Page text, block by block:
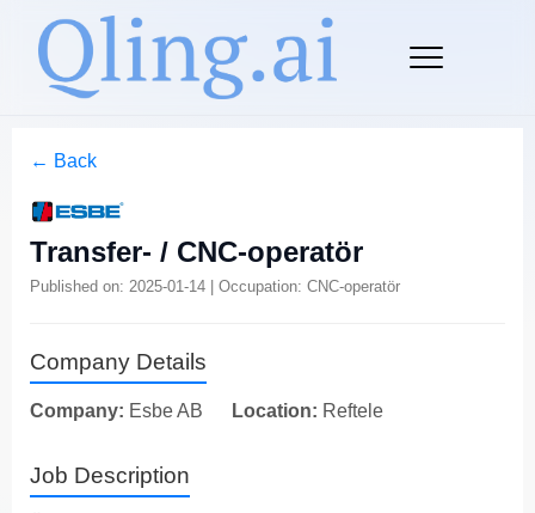
← Back
Transfer- / CNC-operatör
Published on: 2025-01-14 | Occupation: CNC-operatör
Company Details
Company: Esbe AB Location: Reftele
Job Description